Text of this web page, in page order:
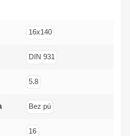
16x140
DIN 931
5.8
Bez pú
16